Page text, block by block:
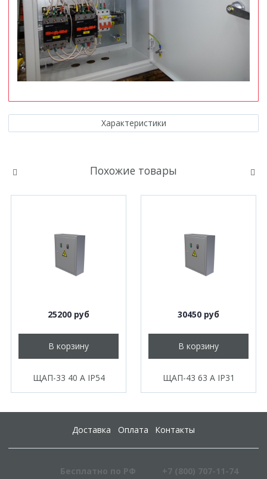
Характеристики
Похожие товары
25200 руб
В корзину
ЩАП-33 40 А IP54
30450 руб
В корзину
ЩАП-43 63 А IP31
Доставка Оплата Контакты
Бесплатно по РФ
+7 (800) 707-11-74